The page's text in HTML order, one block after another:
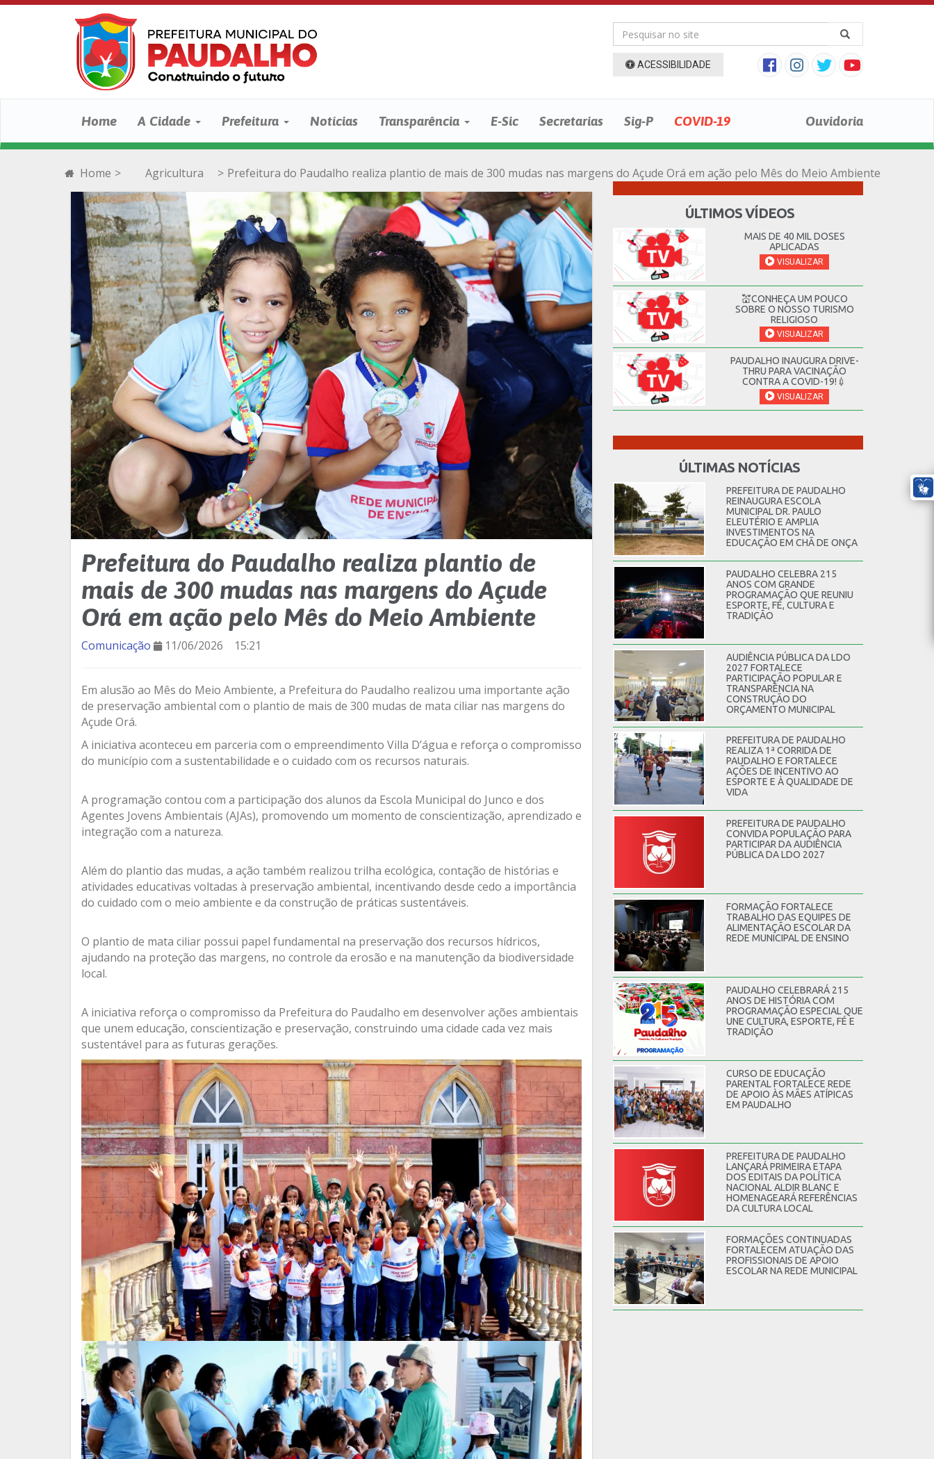
ACESSIBILIDADE
Home A Cidade Prefeitura Notícias Transparência E-Sic Secretarias Sig-P COVID-19 Ouvidoria
Home > Agricultura > Prefeitura do Paudalho realiza plantio de mais de 300 mudas nas margens do Açude Orá em ação pelo Mês do Meio Ambiente
Prefeitura do Paudalho realiza plantio de
mais de 300 mudas nas margens do Açude
Orá em ação pelo Mês do Meio Ambiente
Comunicação 11/06/2026 15:21
Em alusão ao Mês do Meio Ambiente, a Prefeitura do Paudalho realizou uma importante ação
de preservação ambiental com o plantio de mais de 300 mudas de mata ciliar nas margens do
Açude Orá.
A iniciativa aconteceu em parceria com o empreendimento Villa D’água e reforça o compromisso
do município com a sustentabilidade e o cuidado com os recursos naturais.
A programação contou com a participação dos alunos da Escola Municipal do Junco e dos
Agentes Jovens Ambientais (AJAs), promovendo um momento de conscientização, aprendizado e
integração com a natureza.
Além do plantio das mudas, a ação também realizou trilha ecológica, contação de histórias e
atividades educativas voltadas à preservação ambiental, incentivando desde cedo a importância
do cuidado com o meio ambiente e da construção de práticas sustentáveis.
O plantio de mata ciliar possui papel fundamental na preservação dos recursos hídricos,
ajudando na proteção das margens, no controle da erosão e na manutenção da biodiversidade
local.
A iniciativa reforça o compromisso da Prefeitura do Paudalho em desenvolver ações ambientais
que unem educação, conscientização e preservação, construindo uma cidade cada vez mais
sustentável para as futuras gerações.
ÚLTIMOS VÍDEOS
MAIS DE 40 MIL DOSES
APLICADAS
VISUALIZAR
💒CONHEÇA UM POUCO
SOBRE O NOSSO TURISMO
RELIGIOSO
VISUALIZAR
PAUDALHO INAUGURA DRIVE-
THRU PARA VACINAÇÃO
CONTRA A COVID-19!💉
VISUALIZAR
ÚLTIMAS NOTÍCIAS
PREFEITURA DE PAUDALHO
REINAUGURA ESCOLA
MUNICIPAL DR. PAULO
ELEUTÉRIO E AMPLIA
INVESTIMENTOS NA
EDUCAÇÃO EM CHÃ DE ONÇA
PAUDALHO CELEBRA 215
ANOS COM GRANDE
PROGRAMAÇÃO QUE REUNIU
ESPORTE, FÉ, CULTURA E
TRADIÇÃO
AUDIÊNCIA PÚBLICA DA LDO
2027 FORTALECE
PARTICIPAÇÃO POPULAR E
TRANSPARÊNCIA NA
CONSTRUÇÃO DO
ORÇAMENTO MUNICIPAL
PREFEITURA DE PAUDALHO
REALIZA 1ª CORRIDA DE
PAUDALHO E FORTALECE
AÇÕES DE INCENTIVO AO
ESPORTE E À QUALIDADE DE
VIDA
PREFEITURA DE PAUDALHO
CONVIDA POPULAÇÃO PARA
PARTICIPAR DA AUDIÊNCIA
PÚBLICA DA LDO 2027
FORMAÇÃO FORTALECE
TRABALHO DAS EQUIPES DE
ALIMENTAÇÃO ESCOLAR DA
REDE MUNICIPAL DE ENSINO
PAUDALHO CELEBRARÁ 215
ANOS DE HISTÓRIA COM
PROGRAMAÇÃO ESPECIAL QUE
UNE CULTURA, ESPORTE, FÉ E
TRADIÇÃO
CURSO DE EDUCAÇÃO
PARENTAL FORTALECE REDE
DE APOIO ÀS MÃES ATÍPICAS
EM PAUDALHO
PREFEITURA DE PAUDALHO
LANÇARÁ PRIMEIRA ETAPA
DOS EDITAIS DA POLÍTICA
NACIONAL ALDIR BLANC E
HOMENAGEARÁ REFERÊNCIAS
DA CULTURA LOCAL
FORMAÇÕES CONTINUADAS
FORTALECEM ATUAÇÃO DAS
PROFISSIONAIS DE APOIO
ESCOLAR NA REDE MUNICIPAL